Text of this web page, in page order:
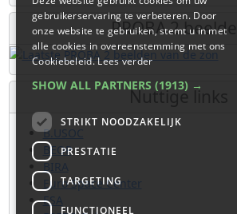
PROBA 2 beelden
Nuttige links
B.USOC
BEOP
BIRA
Euro Space Center
ESA
gebruikerservaring te verbeteren. Door
onze website te gebruiken, stemt u in met
alle cookies in overeenstemming met ons
Cookiebeleid.Lees verder
SHOW ALL PARTNERS (1913) →
STRIKT NOODZAKELIJK
PRESTATIE
TARGETING
FUNCTIONEEL